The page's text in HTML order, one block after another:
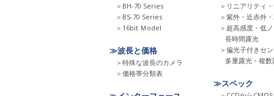
＞BH-70 Series
＞BS-70 Series
＞16bit Ｍodel
≫波長と価格
＞特殊な波長のカメラ
＞価格帯分類表
＞リニアリティ
＞紫外・近赤外
＞超高感度・低
長時間露光
＞偏光子付きセ
多重露光・複数
≫スペック